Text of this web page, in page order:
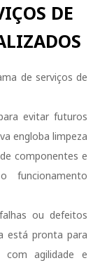
DE
de serviços de
evitar futuros
engloba limpeza
componentes e
funcionamento
ou defeitos
está pronta para
com agilidade e